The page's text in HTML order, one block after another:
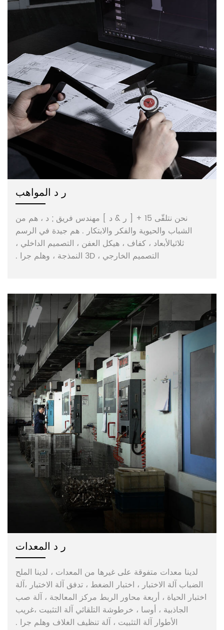
ر د المواهب
نحن نتلقّى 15 + [ ر & د ] مهندس فريق ; د ، هم من
الشباب والحيوية والفكر والابتكار . هم جيدة في الرسم
ثلاثيالأبعاد ، كفاف ، هيكل العفن ، التصميم الداخلي ،
التصميم الخارجي ، 3D النمذجة ، وهلم جرا .
ر د المعدات
لدينا معدات متفوقة على غيرها من المعدات ، لدينا الملح
الضباب آلة الاختبار ، اختبار الضغط ، تدفق آلة الاختبار ،آلة
اختبار الحياة ، أربعة محاور الربط مركز المعالجة ، آلة صب
الجاذبية ، أوسا ، خرطوشة التلقائي آلة التثبيت ،غريب
الأطوار آلة التثبيت ، آلة تنظيف الغلاف وهلم جرا .